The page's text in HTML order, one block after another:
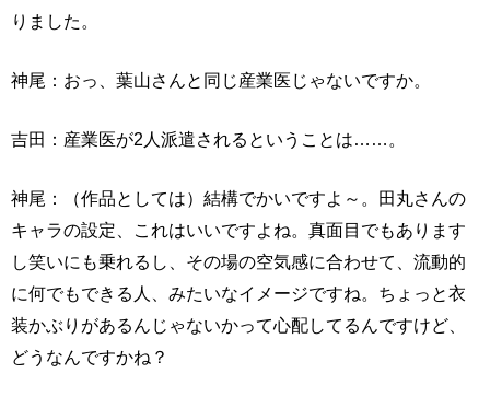
りました。
神尾：おっ、葉山さんと同じ産業医じゃないですか。
吉田：産業医が2人派遣されるということは……。
神尾：（作品としては）結構でかいですよ～。田丸さんの
キャラの設定、これはいいですよね。真面目でもあります
し笑いにも乗れるし、その場の空気感に合わせて、流動的
に何でもできる人、みたいなイメージですね。ちょっと衣
装かぶりがあるんじゃないかって心配してるんですけど、
どうなんですかね？